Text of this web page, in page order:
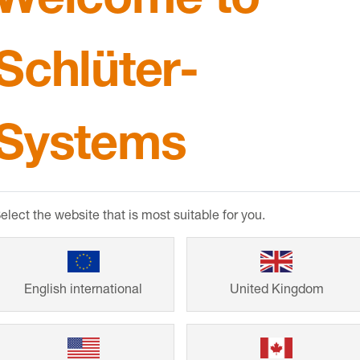
Gratis og
gulvvarme!
the website that is most suitable for you.
English international United Kingdom